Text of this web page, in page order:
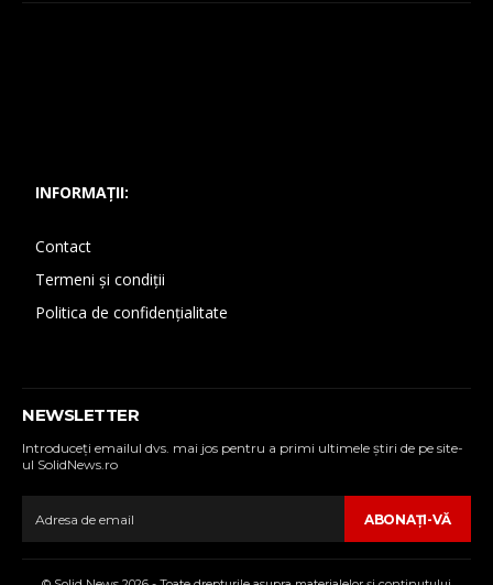
INFORMAȚII:
Contact
Termeni și condiții
Politica de confidențialitate
NEWSLETTER
Introduceţi emailul dvs. mai jos pentru a primi ultimele ştiri de pe site-
ul SolidNews.ro
ABONAŢI-VĂ